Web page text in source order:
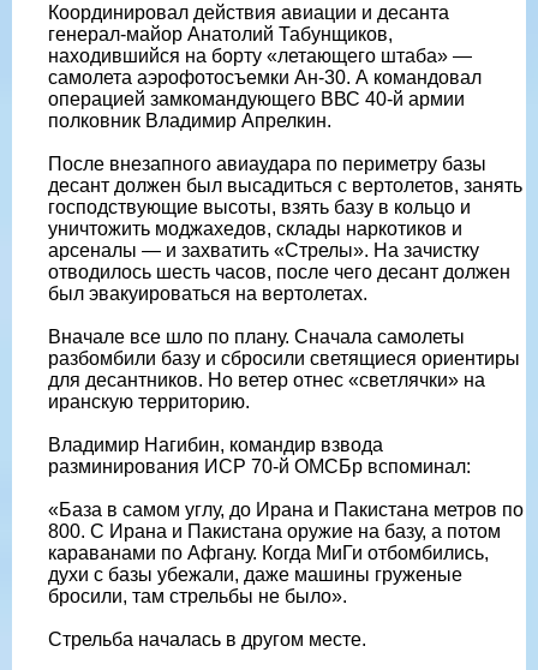
Координировал действия авиации и десанта
генерал-майор Анатолий Табунщиков,
находившийся на борту «летающего штаба» —
самолета аэрофотосъемки Ан-30. А командовал
операцией замкомандующего ВВС 40-й армии
полковник Владимир Апрелкин.
После внезапного авиаудара по периметру базы
десант должен был высадиться с вертолетов, занять
господствующие высоты, взять базу в кольцо и
уничтожить моджахедов, склады наркотиков и
арсеналы — и захватить «Стрелы». На зачистку
отводилось шесть часов, после чего десант должен
был эвакуироваться на вертолетах.
Вначале все шло по плану. Сначала самолеты
разбомбили базу и сбросили светящиеся ориентиры
для десантников. Но ветер отнес «светлячки» на
иранскую территорию.
Владимир Нагибин, командир взвода
разминирования ИСР 70-й ОМСБр вспоминал:
«База в самом углу, до Ирана и Пакистана метров по
800. С Ирана и Пакистана оружие на базу, а потом
караванами по Афгану. Когда МиГи отбомбились,
духи с базы убежали, даже машины груженые
бросили, там стрельбы не было».
Стрельба началась в другом месте.